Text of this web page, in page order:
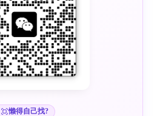
懒得自己找?